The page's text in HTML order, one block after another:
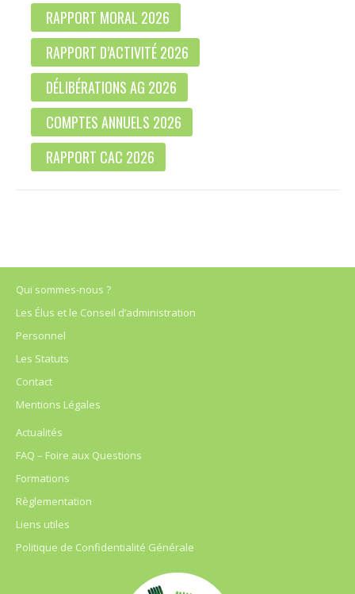
RAPPORT MORAL 2026
RAPPORT D’ACTIVITÉ 2026
DÉLIBÉRATIONS AG 2026
COMPTES ANNUELS 2026
RAPPORT CAC 2026
Qui sommes-nous ?
Les Élus et le Conseil d’administration
Personnel
Les Statuts
Contact
Mentions Légales
Actualités
FAQ – Foire aux Questions
Formations
Règlementation
Liens utiles
Politique de Confidentialité Générale